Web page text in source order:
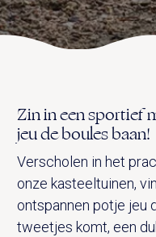
Zin in een sportief
jeu de boules baan!
Verscholen in het
onze kasteeltuinen,
ontspannen potje jeu
tweetjes komt, een